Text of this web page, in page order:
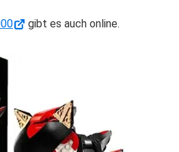
gibt es auch online.